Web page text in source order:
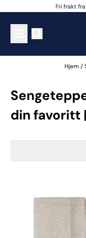
Hopp til innholdFri frakt
Hjem /
din favoritt